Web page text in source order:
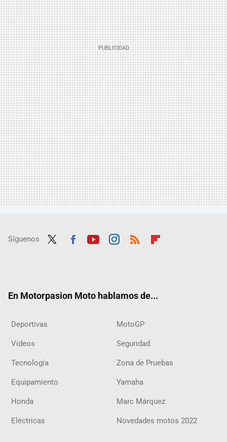
Síguenos
En Motorpasion Moto hablamos de...
Deportivas MotoGP
Vídeos Seguridad
Tecnología Zona de Pruebas
Equipamiento Yamaha
Honda Marc Márquez
Eléctricas Novedades motos 2022